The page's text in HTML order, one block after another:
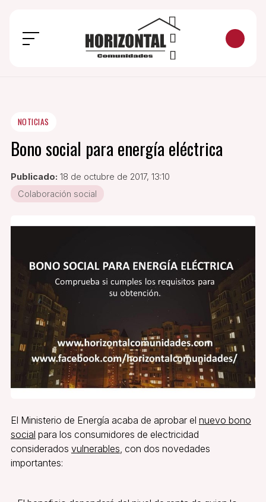
NOTICIAS
Bono social para energía eléctrica
Publicado: 18 de octubre de 2017, 13:10
Colaboración social
El Ministerio de Energía acaba de aprobar el nuevo bono
social para los consumidores de electricidad
considerados vulnerables , con dos novedades
importantes: